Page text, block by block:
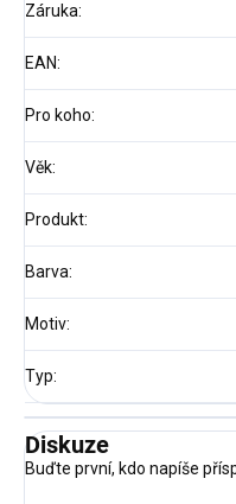
Záruka:
EAN:
Pro koho:
Věk:
Produkt:
Barva:
Motiv:
Typ:
Diskuze
Buďte první, kdo napíše